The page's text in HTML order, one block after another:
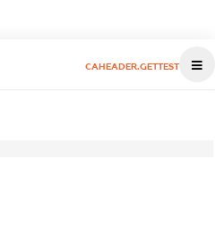
CAHEADER.GETTEST